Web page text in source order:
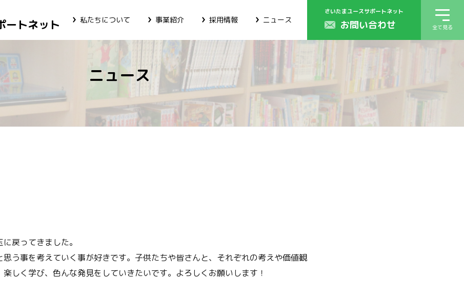
ートネット 私たちについて 事業紹介 採用情報 ニュース
さいたまユースサポートネット
お問い合わせ 全て見る
ニュース
戻ってきました。
思う事を考えていく事が好きです。子供たちや皆さんと、それぞれの考えや価値観
しく学び、色んな発見をしていきたいです。よろしくお願いします！